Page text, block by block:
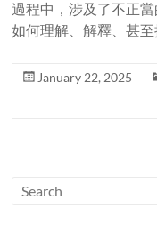
過程中，涉及了不正
如何理解、解釋、甚
January 22, 2025